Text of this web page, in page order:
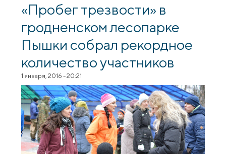
«Пробег трезвости» в
гродненском лесопарке
Пышки собрал рекордное
количество участников
1 января, 2016 - 20:21